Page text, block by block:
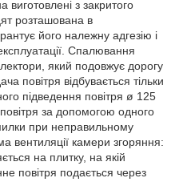
з закритого
розташована в
його належну адгезію і
Спалювання
який подовжує дорогу
повітря відбувається тільки
підведення повітря ø 125
за допомогою одного
при неправильному
вентиляції камери згоряння:
на плитку, на якій
повітря подається через